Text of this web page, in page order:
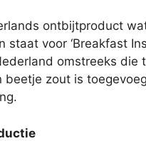
ontbijtproduct
staat voor ‘Breakfast
omstreeks
beetje zout is